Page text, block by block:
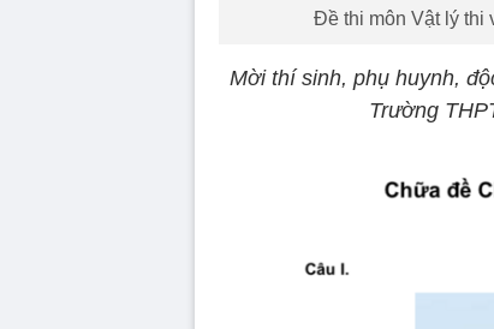
Đề thi môn Vật lý thi
Mời thí sinh, phụ huynh,
Trường